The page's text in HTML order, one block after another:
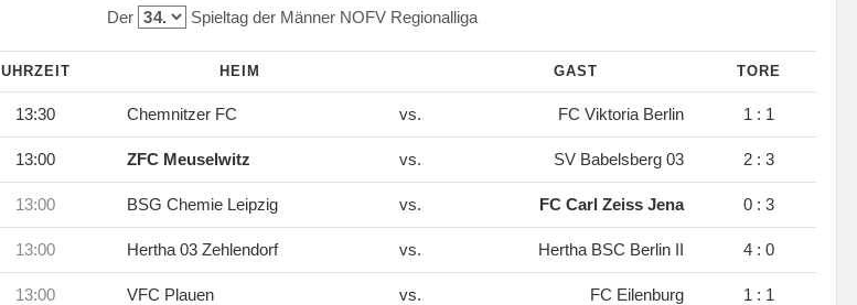
Der Spieltag der Männer NOFV Regionalliga
UHRZEIT HEIM GAST TORE
13:30 Chemnitzer FC vs. FC Viktoria Berlin 1 : 1
13:00 ZFC Meuselwitz vs. SV Babelsberg 03 2 : 3
13:00 BSG Chemie Leipzig vs. FC Carl Zeiss Jena 0 : 3
13:00 Hertha 03 Zehlendorf vs. Hertha BSC Berlin II 4 : 0
13:00 VFC Plauen vs. FC Eilenburg 1 : 1